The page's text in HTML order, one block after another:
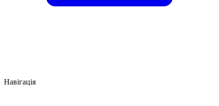
Навігація